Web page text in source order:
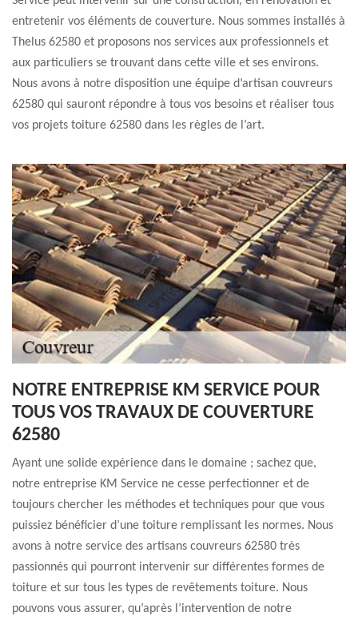
entretenir vos éléments de couverture. Nous sommes installés à
Thelus 62580 et proposons nos services aux professionnels et
aux particuliers se trouvant dans cette ville et ses environs.
Nous avons à notre disposition une équipe d’artisan couvreurs
62580 qui sauront répondre à tous vos besoins et réaliser tous
vos projets toiture 62580 dans les règles de l’art.
NOTRE ENTREPRISE KM SERVICE POUR
TOUS VOS TRAVAUX DE COUVERTURE
62580
Ayant une solide expérience dans le domaine ; sachez que,
notre entreprise KM Service ne cesse perfectionner et de
toujours chercher les méthodes et techniques pour que vous
puissiez bénéficier d’une toiture remplissant les normes. Nous
avons à notre service des artisans couvreurs 62580 très
passionnés qui pourront intervenir sur différentes formes de
toiture et sur tous les types de revêtements toiture. Nous
pouvons vous assurer, qu’après l’intervention de notre